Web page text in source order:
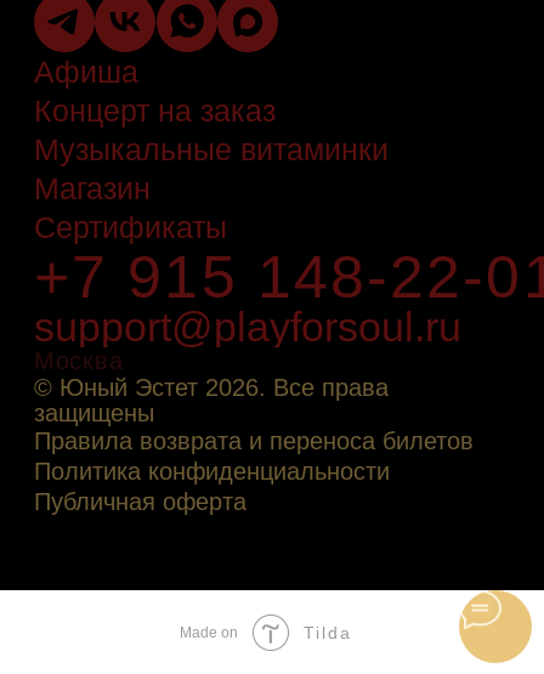
Made on Tilda